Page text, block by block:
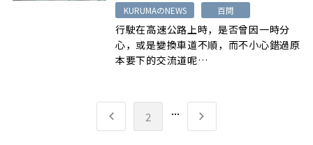
KURUMAのNEWS 百問
行駛在高速公路上時，是否曾因一時分
心，或是變換車道不順，而不小心錯過原
本要下的交流道呢…
2 ...